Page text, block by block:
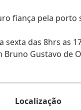
fiança pela porto
das 8hrs as
Gustavo de
Localização